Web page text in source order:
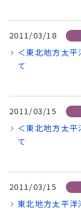
2011/03/18
＜東北地方太
て
2011/03/15
＜東北地方太
て
2011/03/15
東北地方太平